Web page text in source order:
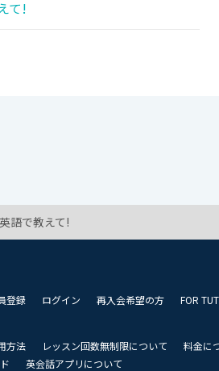
て!
語で教えて!
登録 ログイン 再入会希望の方 FOR
方法 レッスン回数無制限について 料金に
英会話アプリについて